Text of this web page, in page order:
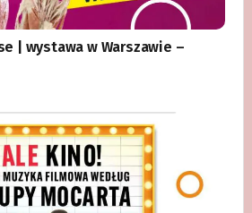
| wystawa w Warszawie –